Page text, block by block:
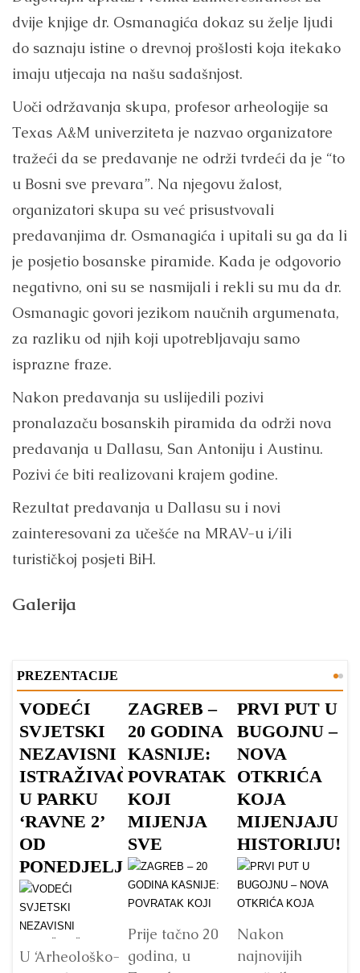
dvije knjige dr. Osmanagića dokaz su želje ljudi
do saznaju istine o drevnoj prošlosti koja itekako
imaju utjecaja na našu sadašnjost.
Uoči održavanja skupa, profesor arheologije sa
Texas A&M univerziteta je nazvao organizatore
tražeći da se predavanje ne održi tvrdeći da je “to
u Bosni sve prevara”. Na njegovu žalost,
organizatori skupa su već prisustvovali
predavanjima dr. Osmanagića i upitali su ga da li
je posjetio bosanske piramide. Kada je odgovorio
negativno, oni su se nasmijali i rekli su mu da dr.
Osmanagic govori jezikom naučnih argumenata,
za razliku od njih koji upotrebljavaju samo
isprazne fraze.
Nakon predavanja su uslijedili pozivi
pronalazaču bosanskih piramida da održi nova
predavanja u Dallasu, San Antoniju i Austinu.
Pozivi će biti realizovani krajem godine.
Rezultat predavanja u Dallasu su i novi
zainteresovani za učešće na MRAV-u i/ili
turističkoj posjeti BiH.
Galerija
PREZENTACIJE
VODEĆI
SVJETSKI
NEZAVISNI
ISTRAŽIVAČI
U PARKU
‘RAVNE 2’
OD
PONEDJELJKA
U ‘Arheološko-
ZAGREB –
20 GODINA
KASNIJE:
POVRATAK
KOJI
MIJENJA
SVE
Prije tačno 20
godina, u
PRVI PUT U
BUGOJNU –
NOVA
OTKRIĆA
KOJA
MIJENJAJU
HISTORIJU!
Nakon
najnovijih